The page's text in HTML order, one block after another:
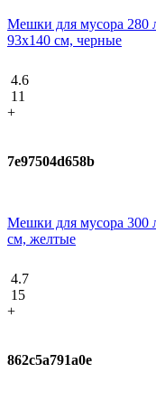
Мешки для мусора 280
93x140 см, черные
4.6
11
+
7e97504d658b
Мешки для мусора 300
см, желтые
4.7
15
+
862c5a791a0e